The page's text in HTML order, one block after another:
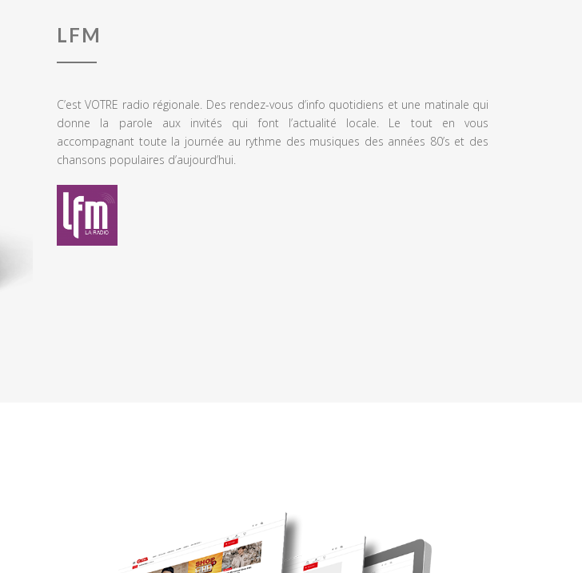
LFM
C’est VOTRE radio régionale. Des rendez-vous d’info quotidiens et une matinale qui
donne la parole aux invités qui font l’actualité locale. Le tout en vous
accompagnant toute la journée au rythme des musiques des années 80’s et des
chansons populaires d’aujourd’hui.